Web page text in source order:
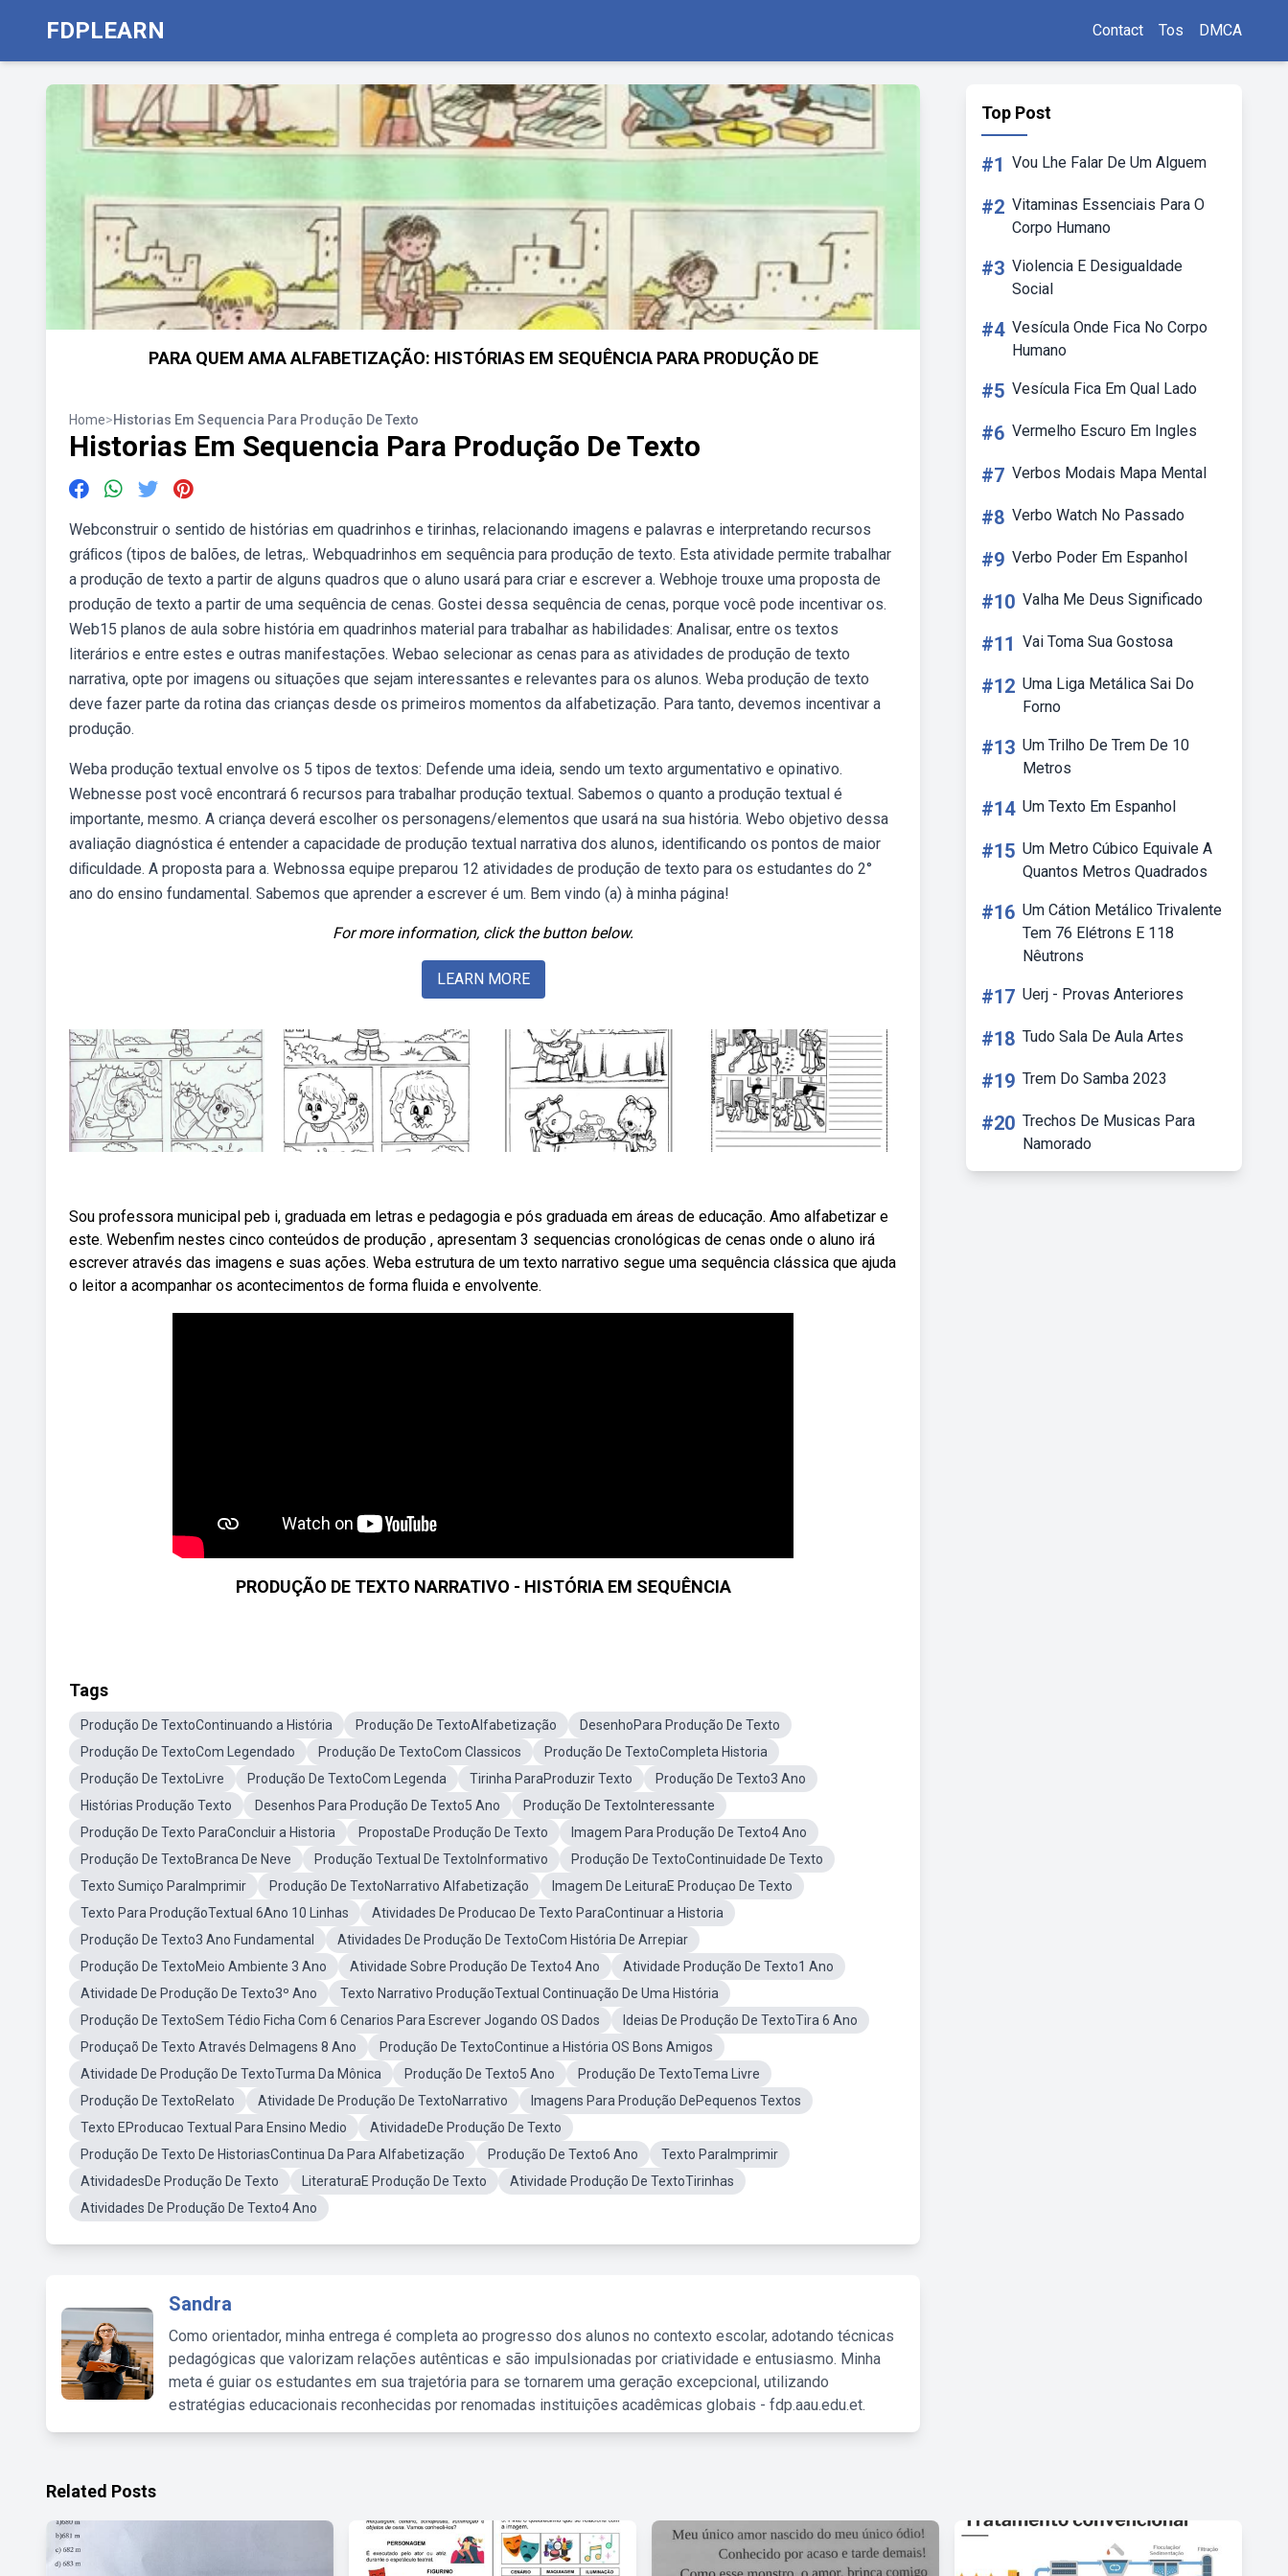
FDPLEARN Contact Tos DMCA
PARA QUEM AMA ALFABETIZAÇÃO: HISTÓRIAS EM SEQUÊNCIA PARA PRODUÇÃO DE
Home>Historias Em Sequencia Para Produção De Texto
Historias Em Sequencia Para Produção De Texto
Webconstruir o sentido de histórias em quadrinhos e tirinhas, relacionando imagens e palavras e interpretando recursos
gráﬁcos (tipos de balões, de letras,. Webquadrinhos em sequência para produção de texto. Esta atividade permite trabalhar
a produção de texto a partir de alguns quadros que o aluno usará para criar e escrever a. Webhoje trouxe uma proposta de
produção de texto a partir de uma sequência de cenas. Gostei dessa sequência de cenas, porque você pode incentivar os.
Web15 planos de aula sobre história em quadrinhos material para trabalhar as habilidades: Analisar, entre os textos
literários e entre estes e outras manifestações. Webao selecionar as cenas para as atividades de produção de texto
narrativa, opte por imagens ou situações que sejam interessantes e relevantes para os alunos. Weba produção de texto
deve fazer parte da rotina das crianças desde os primeiros momentos da alfabetização. Para tanto, devemos incentivar a
produção.
Weba produção textual envolve os 5 tipos de textos: Defende uma ideia, sendo um texto argumentativo e opinativo.
Webnesse post você encontrará 6 recursos para trabalhar produção textual. Sabemos o quanto a produção textual é
importante, mesmo. A criança deverá escolher os personagens/elementos que usará na sua história. Webo objetivo dessa
avaliação diagnóstica é entender a capacidade de produção textual narrativa dos alunos, identiﬁcando os pontos de maior
diﬁculdade. A proposta para a. Webnossa equipe preparou 12 atividades de produção de texto para os estudantes do 2°
ano do ensino fundamental. Sabemos que aprender a escrever é um. Bem vindo (a) à minha página!
For more information, click the button below.
LEARN MORE
Sou professora municipal peb i, graduada em letras e pedagogia e pós graduada em áreas de educação. Amo alfabetizar e
este. Webenfim nestes cinco conteúdos de produção , apresentam 3 sequencias cronológicas de cenas onde o aluno irá
escrever através das imagens e suas ações. Weba estrutura de um texto narrativo segue uma sequência clássica que ajuda
o leitor a acompanhar os acontecimentos de forma fluida e envolvente.
PRODUÇÃO DE TEXTO NARRATIVO - HISTÓRIA EM SEQUÊNCIA
Tags
Produção De TextoContinuando a História Produção De TextoAlfabetização
DesenhoPara Produção De Texto
Produção De TextoCom Legendado
Produção De TextoCom Classicos
Produção De TextoCompleta Historia
Produção De TextoLivre
Produção De TextoCom Legenda Tirinha ParaProduzir Texto
Produção De Texto3 Ano
Histórias Produção Texto
Desenhos Para Produção De Texto5 Ano
Produção De TextoInteressante
Produção De Texto ParaConcluir a Historia
PropostaDe Produção De Texto
Imagem Para Produção De Texto4 Ano
Produção De TextoBranca De Neve
Produção Textual De TextoInformativo
Produção De TextoContinuidade De Texto
Texto Sumiço ParaImprimir
Produção De TextoNarrativo Alfabetização
Imagem De LeituraE Produçao De Texto
Texto Para ProduçãoTextual 6Ano 10 Linhas
Atividades De Producao De Texto ParaContinuar a Historia
Produção De Texto3 Ano Fundamental
Atividades De Produção De TextoCom História De Arrepiar
Produção De TextoMeio Ambiente 3 Ano
Atividade Sobre Produção De Texto4 Ano
Atividade Produção De Texto1 Ano
Atividade De Produção De Texto3º Ano
Texto Narrativo ProduçãoTextual Continuação De Uma História
Produção De TextoSem Tédio Ficha Com 6 Cenarios Para Escrever Jogando OS Dados
Ideias De Produção De TextoTira 6 Ano
Produçaõ De Texto Através DeImagens 8 Ano
Produção De TextoContinue a História OS Bons Amigos
Atividade De Produção De TextoTurma Da Mônica
Produção De Texto5 Ano
Produção De TextoTema Livre
Produção De TextoRelato
Atividade De Produção De TextoNarrativo
Imagens Para Produção DePequenos Textos
Texto EProducao Textual Para Ensino Medio
AtividadeDe Produção De Texto
Produção De Texto De HistoriasContinua Da Para Alfabetização
Produção De Texto6 Ano
Texto ParaImprimir
AtividadesDe Produção De Texto
LiteraturaE Produção De Texto
Atividade Produção De TextoTirinhas
Atividades De Produção De Texto4 Ano
Sandra
Como orientador, minha entrega é completa ao progresso dos alunos no contexto escolar, adotando técnicas
pedagógicas que valorizam relações autênticas e são impulsionadas por criatividade e entusiasmo. Minha
meta é guiar os estudantes em sua trajetória para se tornarem uma geração excepcional, utilizando
estratégias educacionais reconhecidas por renomadas instituições acadêmicas globais - fdp.aau.edu.et.
Top Post
#1 Vou Lhe Falar De Um Alguem
#2 Vitaminas Essenciais Para O
Corpo Humano
#3 Violencia E Desigualdade
Social
#4 Vesícula Onde Fica No Corpo
Humano
#5 Vesícula Fica Em Qual Lado
#6 Vermelho Escuro Em Ingles
#7 Verbos Modais Mapa Mental
#8 Verbo Watch No Passado
#9 Verbo Poder Em Espanhol
#10 Valha Me Deus Significado
#11 Vai Toma Sua Gostosa
#12 Uma Liga Metálica Sai Do
Forno
#13 Um Trilho De Trem De 10
Metros
#14 Um Texto Em Espanhol
#15 Um Metro Cúbico Equivale A
Quantos Metros Quadrados
#16 Um Cátion Metálico Trivalente
Tem 76 Elétrons E 118
Nêutrons
#17 Uerj - Provas Anteriores
#18 Tudo Sala De Aula Artes
#19 Trem Do Samba 2023
#20 Trechos De Musicas Para
Namorado
Related Posts